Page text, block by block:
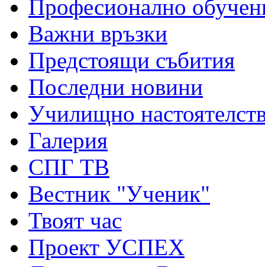
Професионално
Важни връзки
Предстоящи събития
Последни новини
Училищно
Галерия
СПГ ТВ
Вестник "Ученик"
Твоят час
Проект УСПЕХ